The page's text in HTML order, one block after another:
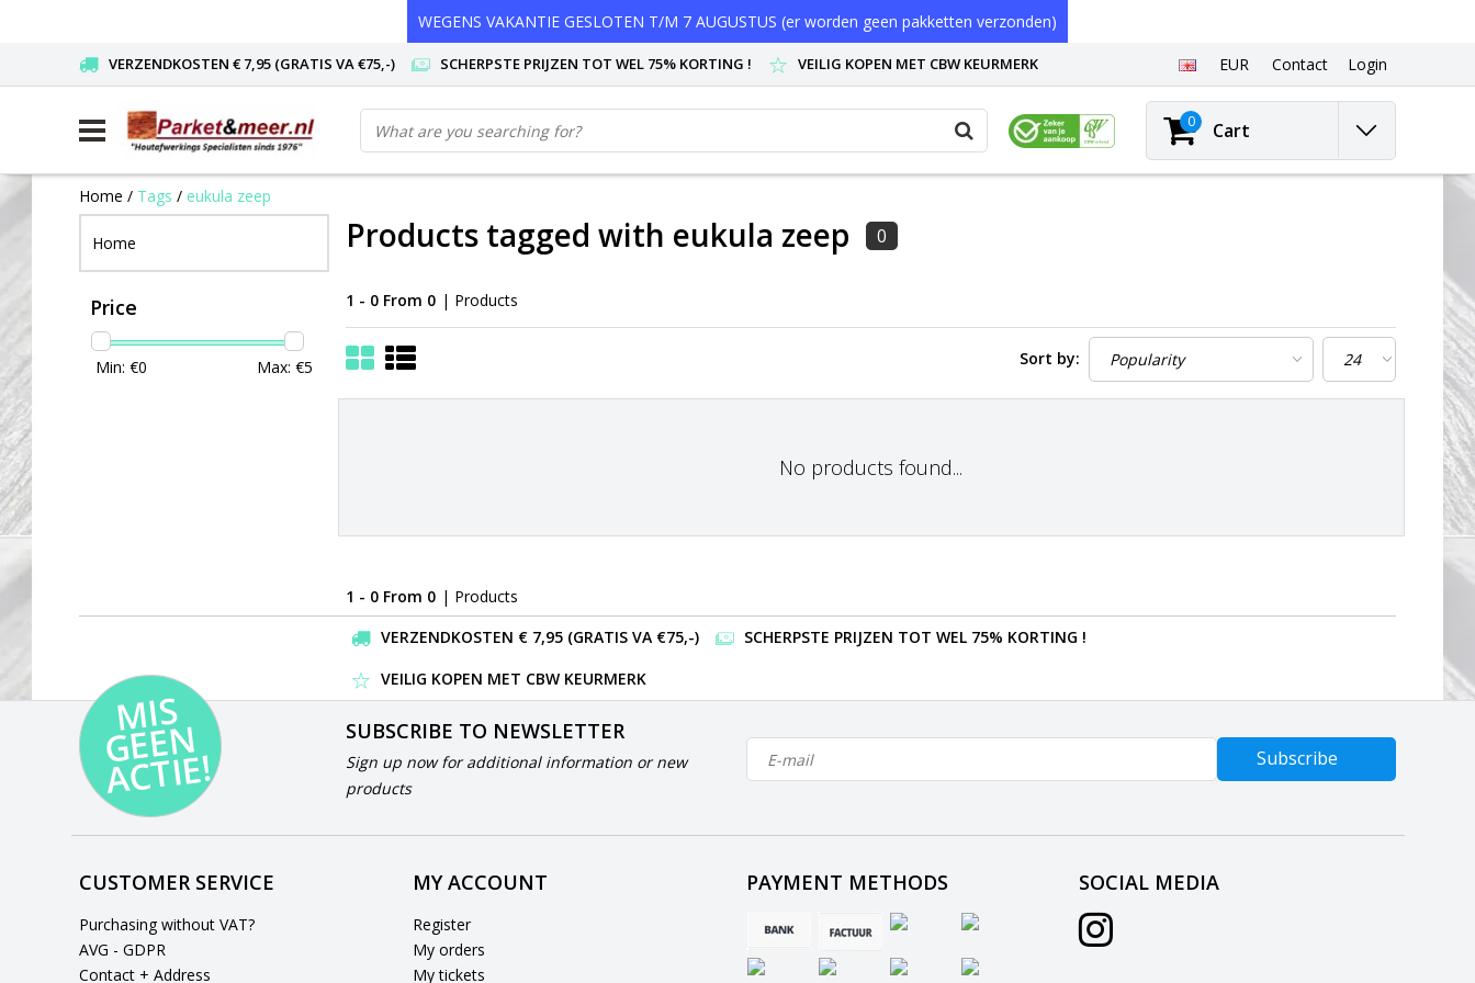
WEGENS VAKANTIE GESLOTEN T/M 7 AUGUSTUS (er worden geen pakketten verzonden)
VERZENDKOSTEN € 7,95 (GRATIS VA €75,-) SCHERPSTE PRIJZEN TOT WEL 75% KORTING ! VEILIG KOPEN MET CBW KEURMERK EUR Contact Login
0 Cart
Home / Tags / eukula zeep
Home
Price
Min: €0 Max: €5
Products tagged with eukula zeep 0
1 - 0 From 0 | Products
Sort by:
No products found...
1 - 0 From 0 | Products
VERZENDKOSTEN € 7,95 (GRATIS VA €75,-)
SCHERPSTE PRIJZEN TOT WEL 75% KORTING !
VEILIG KOPEN MET CBW KEURMERK
MI
S
G
E
E
N
A
C
TI
E!
SUBSCRIBE TO NEWSLETTER
Sign up now for additional information or new
products
Subscribe
CUSTOMER SERVICE
Purchasing without VAT?
AVG - GDPR
Contact + Address
MY ACCOUNT
Register
My orders
My tickets
PAYMENT METHODS SOCIAL MEDIA